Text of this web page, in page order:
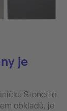
je
Stonetto
obkladů, je